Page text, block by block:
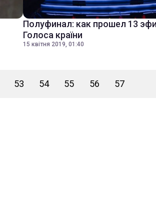
Полуфинал: как прошел 13
Голоса країни
15 квітня 2019, 01:40
53 54 55 56 57